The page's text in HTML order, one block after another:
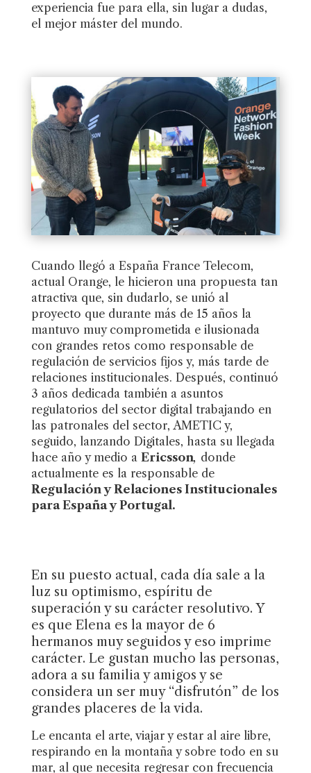
experiencia fue para ella, sin lugar a dudas,
el mejor máster del mundo.
Cuando llegó a España France Telecom,
actual Orange, le hicieron una propuesta tan
atractiva que, sin dudarlo, se unió al
proyecto que durante más de 15 años la
mantuvo muy comprometida e ilusionada
con grandes retos como responsable de
regulación de servicios fijos y, más tarde de
relaciones institucionales. Después, continuó
3 años dedicada también a asuntos
regulatorios del sector digital trabajando en
las patronales del sector, AMETIC y,
seguido, lanzando Digitales, hasta su llegada
hace año y medio a Ericsson, donde
actualmente es la responsable de
Regulación y Relaciones Institucionales
para España y Portugal.
En su puesto actual, cada día sale a la
luz su optimismo, espíritu de
superación y su carácter resolutivo. Y
es que Elena es la mayor de 6
hermanos muy seguidos y eso imprime
carácter. Le gustan mucho las personas,
adora a su familia y amigos y se
considera un ser muy “disfrutón” de los
grandes placeres de la vida.
Le encanta el arte, viajar y estar al aire libre,
respirando en la montaña y sobre todo en su
mar, al que necesita regresar con frecuencia